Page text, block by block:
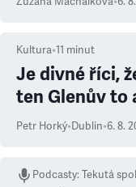
Kultura•11 minut
Je divné říci,
ten Glenův to
Petr Horký•Dublin•6. 8.
Podcasty:Tekutá